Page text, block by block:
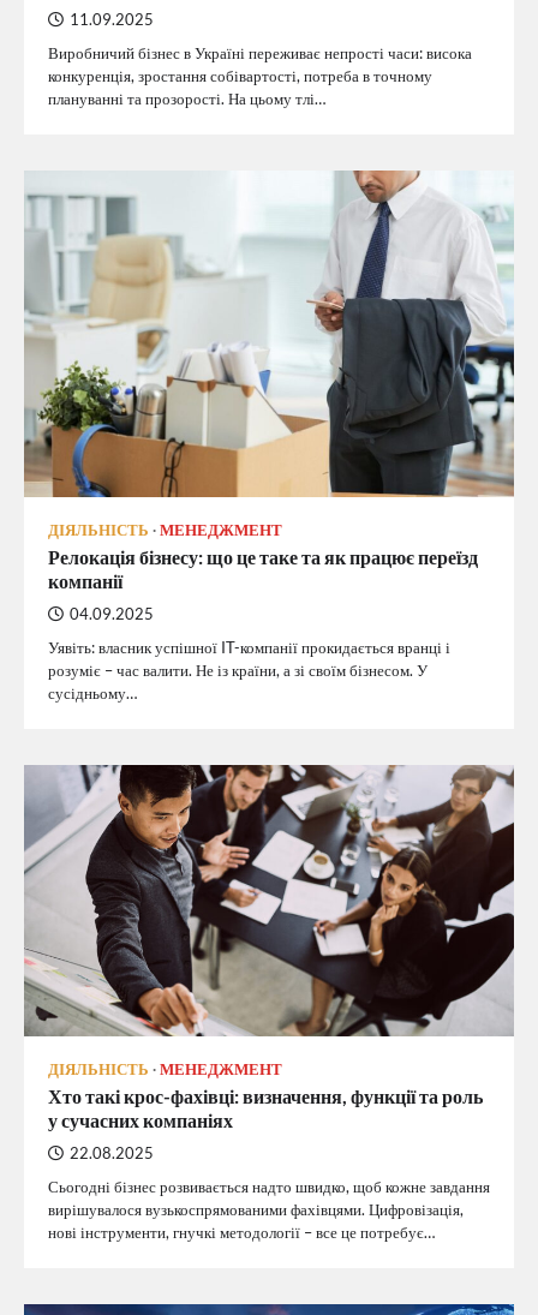
11.09.2025
Виробничий бізнес в Україні переживає непрості часи: висока
конкуренція, зростання собівартості, потреба в точному
плануванні та прозорості. На цьому тлі…
ДІЯЛЬНІСТЬ МЕНЕДЖМЕНТ
Релокація бізнесу: що це таке та як працює переїзд
компанії
04.09.2025
Уявіть: власник успішної IT-компанії прокидається вранці і
розуміє – час валити. Не із країни, а зі своїм бізнесом. У
сусідньому…
ДІЯЛЬНІСТЬ МЕНЕДЖМЕНТ
Хто такі крос-фахівці: визначення, функції та роль
у сучасних компаніях
22.08.2025
Сьогодні бізнес розвивається надто швидко, щоб кожне завдання
вирішувалося вузькоспрямованими фахівцями. Цифровізація,
нові інструменти, гнучкі методології – все це потребує…